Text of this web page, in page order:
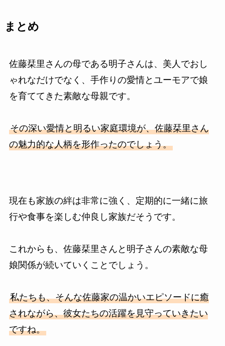
まとめ
佐藤栞里さんの母である明子さんは、美人でおし
ゃれなだけでなく、手作りの愛情とユーモアで娘
を育ててきた素敵な母親です。
その深い愛情と明るい家庭環境が、佐藤栞里さん
の魅力的な人柄を形作ったのでしょう。
現在も家族の絆は非常に強く、定期的に一緒に旅
行や食事を楽しむ仲良し家族だそうです。
これからも、佐藤栞里さんと明子さんの素敵な母
娘関係が続いていくことでしょう。
私たちも、そんな佐藤家の温かいエピソードに癒
されながら、彼女たちの活躍を見守っていきたい
ですね。